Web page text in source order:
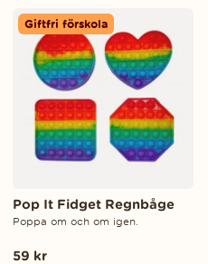
Giftfri förskola
Pop It Fidget Regnbåge
Poppa om och om igen.
59 kr